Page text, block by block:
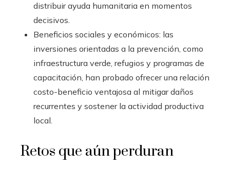
distribuir ayuda humanitaria en momentos
decisivos.
Beneficios sociales y económicos: las
inversiones orientadas a la prevención, como
infraestructura verde, refugios y programas de
capacitación, han probado ofrecer una relación
costo-beneficio ventajosa al mitigar daños
recurrentes y sostener la actividad productiva
local.
Retos que aún perduran